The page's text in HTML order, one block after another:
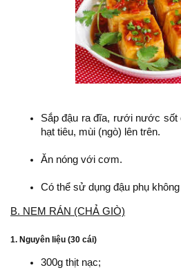
Sắp đậu ra đĩa, rưới nước sốt
hạt tiêu, mùi (ngò) lên trên.
Ăn nóng với cơm.
Có thể sử dụng đậu phụ
B. NEM RÁN (CHẢ GIÒ)
1. Nguyên liệu (30 cái)
300g thịt nạc;